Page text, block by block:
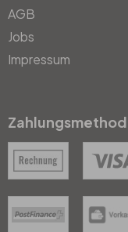
AGB
Jobs
Impressum